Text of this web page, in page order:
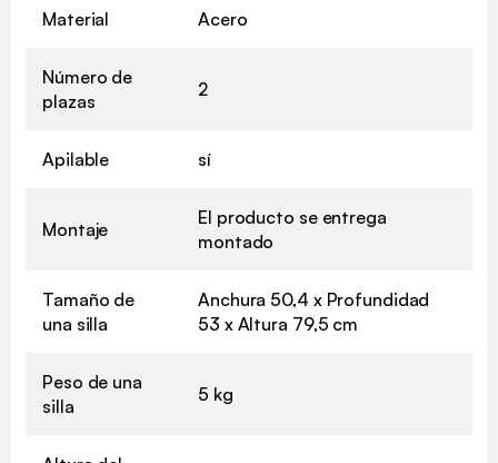
Material Acero
Número de
plazas
2
Apilable sí
Montaje
El producto se entrega
montado
Tamaño de
una silla
Anchura 50,4 x Profundidad
53 x Altura 79,5 cm
Peso de una
silla
5 kg